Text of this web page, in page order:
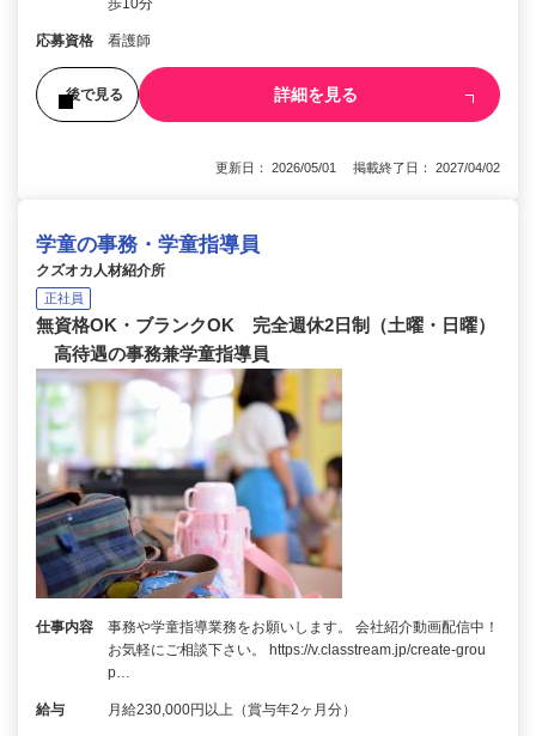
応募資格 看護師
後で見る 詳細を見る
更新日： 2026/05/01 掲載終了日： 2027/04/02
学童の事務・学童指導員
クズオカ人材紹介所
正社員
無資格OK・ブランクOK 完全週休2日制（土曜・日曜）
高待遇の事務兼学童指導員
仕事内容
事務や学童指導業務をお願いします。 会社紹介動画配信中！
お気軽にご相談下さい。 https://v.classtream.jp/create-grou
p…
給与 月給230,000円以上（賞与年2ヶ月分）